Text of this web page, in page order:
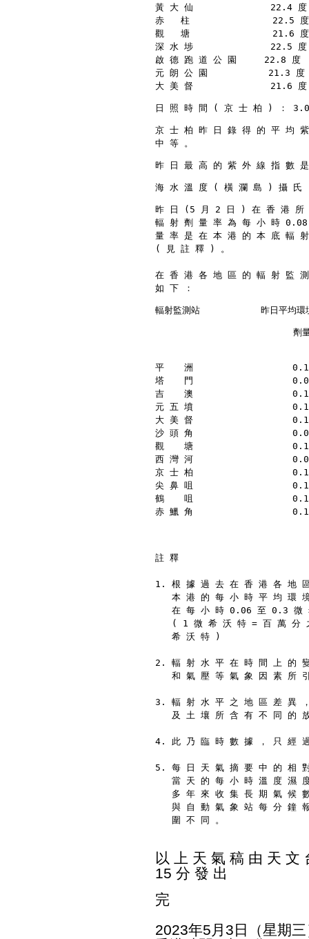
黃 大 仙              22.4
赤   柱               22.5
觀   塘               21.6
深 水 埗              22.5
啟 德 跑 道 公 園     22.8
元 朗 公 園           21.3
大 美 督              21.6
日 照 時 間 ( 京 士 柏 ) ：
京 士 柏 昨 日 錄 得 的 平 均
中 等 。
昨 日 最 高 的 紫 外 線 指 數
海 水 溫 度 ( 橫 瀾 島 ) 攝 氏
昨 日 (5 月 2 日 ) 在 香 港 所
輻 射 劑 量 率 為 每 小 時
量 率 是 在 本 港 的 本 底 輻
( 見 註 釋 ) 。
在 香 港 各 地 區 的 輻 射 監
如 下 ：
輻射監測站           昨日平均環
劑
平  　洲
塔  　門
吉　  澳
元 五 墳
大 美 督
沙 頭 角
觀  　塘
西 灣 河
京 士 柏
尖 鼻 咀
鶴  　咀
赤 鱲 角
註 釋
1. 根 據 過 去 在 香 港 各 地
本 港 的 每 小 時 平 均 環
在 每 小 時 0.06 至 0.3 微
( 1 微 希 沃 特 = 百 萬 分
希 沃 特 )
2. 輻 射 水 平 在 時 間 上 的
和 氣 壓 等 氣 象 因 素 所
3. 輻 射 水 平 之 地 區 差 異
及 土 壤 所 含 有 不 同 的
4. 此 乃 臨 時 數 據 ， 只 經
5. 每 日 天 氣 摘 要 中 的 相
當 天 的 每 小 時 溫 度 濕
多 年 來 收 集 長 期 氣 候
與 自 動 氣 象 站 每 分 鐘
圍 不 同 。
以 上 天 氣 稿 由 天 文
15 分 發 出
完
2023年5月3日（星期